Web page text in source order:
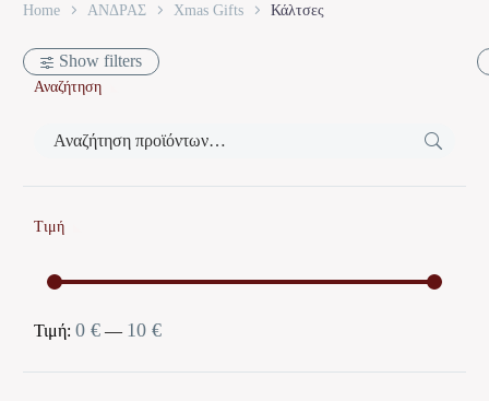
Home ΑΝΔΡΑΣ Xmas Gifts Κάλτσες
Show filters
Αναζήτηση
Τιμή
Ελάχιστη
Μέγιστη
Τιμή: 0 € — 10 €